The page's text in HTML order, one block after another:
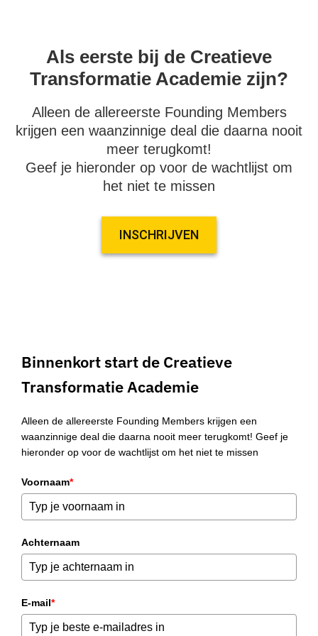
Als eerste bij de Creatieve
Transformatie Academie zijn?
Alleen de allereerste Founding Members
krijgen een waanzinnige deal die daarna nooit
meer terugkomt!
Geef je hieronder op voor de wachtlijst om
het niet te missen
INSCHRIJVEN
Binnenkort start de Creatieve
Transformatie Academie
Alleen de allereerste Founding Members krijgen een
waanzinnige deal die daarna nooit meer terugkomt! Geef je
hieronder op voor de wachtlijst om het niet te missen
Voornaam*
Achternaam
E-mail*